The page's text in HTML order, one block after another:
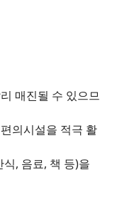
매진될 수 있으므
의시설을 적극 활
, 음료, 책 등)을